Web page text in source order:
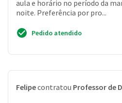
aula e horário no período da
noite. Preferência por pro...
Pedido atendido
Felipecontratou Professor de